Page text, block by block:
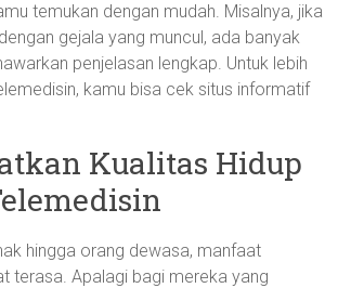
temukan dengan mudah. Misalnya, jika
gejala yang muncul, ada banyak
penjelasan lengkap. Untuk lebih
kamu bisa cek situs informatif
Kualitas Hidup
hingga orang dewasa, manfaat
terasa. Apalagi bagi mereka yang